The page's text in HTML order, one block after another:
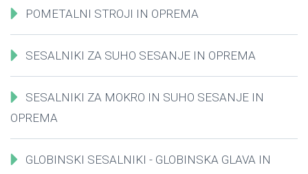
POMETALNI STROJI IN OPREMA
SESALNIKI ZA SUHO SESANJE IN OPREMA
SESALNIKI ZA MOKRO IN SUHO SESANJE IN
OPREMA
GLOBINSKI SESALNIKI - GLOBINSKA GLAVA IN